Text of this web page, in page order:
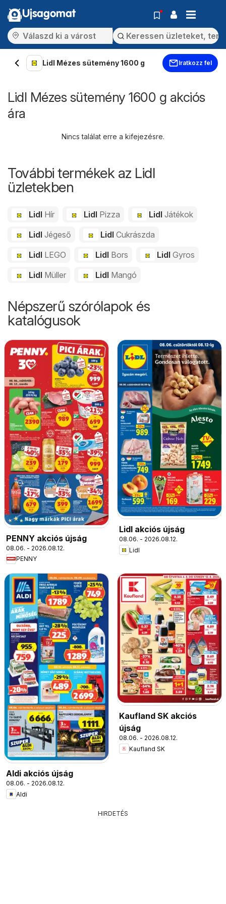
Ujsagomat
Lidl Mézes sütemény 1600 g Iratkozz fel
Lidl Mézes sütemény 1600 g akciós
ára
Nincs találat erre a kifejezésre.
További termékek az Lidl
üzletekben
Lidl Hír Lidl Pizza LidlJátékok
Lidl Jégeső Lidl Cukrászda
Lidl LEGO Lidl Bors LidlGyros
Lidl Müller Lidl Mangó
Népszerű szórólapok és
katalógusok
PENNY akciós újság
08.06. - 2026.08.12.
PENNY
Lidl akciós újság
08.06. - 2026.08.12.
Lidl
Aldi akciós újság
08.06. - 2026.08.12.
Aldi
Kaufland SK akciós
újság
08.06. - 2026.08.12.
Kaufland SK
HIRDETÉS